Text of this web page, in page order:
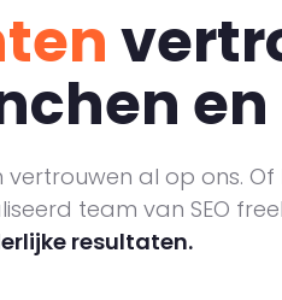
vertrouwen al op ons.
team van SEO
resultaten.